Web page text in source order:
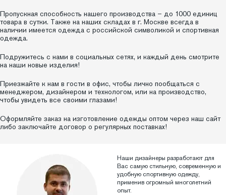
Пропускная способность нашего производства – до 1000 единиц
товара в сутки. Также на наших складах в г. Москве всегда в
наличии имеется одежда с российской символикой и спортивная
одежда.
Подружитесь с нами в социальных сетях, и каждый день смотрите
на наши новые изделия!
Приезжайте к нам в гости в офис, чтобы лично пообщаться с
менеджером, дизайнером и технологом, или на производство,
чтобы увидеть все своими глазами!
Оформляйте заказ на изготовление одежды оптом через наш сайт
либо заключайте договор о регулярных поставках!
Наши дизайнеры разработают для
Вас самую стильную, современную и
удобную спортивную одежду,
применив огромный многолетний
опыт.